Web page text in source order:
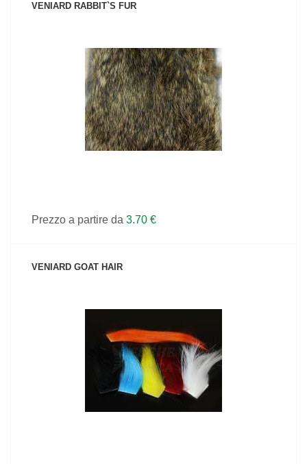
VENIARD RABBIT`S FUR
VEDI IL PRODOTTO
Prezzo a partire da 3.70 €
VENIARD GOAT HAIR
VEDI IL PRODOTTO